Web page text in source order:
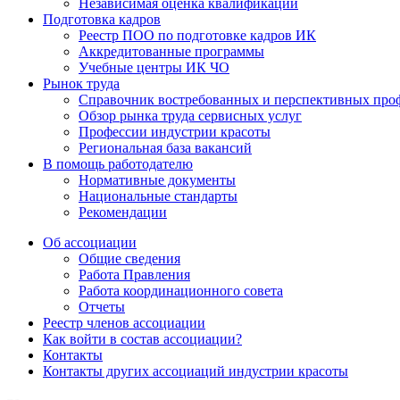
Независимая оценка квалификаций
Подготовка кадров
Реестр ПОО по подготовке кадров ИК
Аккредитованные программы
Учебные центры ИК ЧО
Рынок труда
Справочник востребованных и перспективных
Обзор рынка труда сервисных услуг
Профессии индустрии красоты
Региональная база вакансий
В помощь работодателю
Нормативные документы
Национальные стандарты
Рекомендации
Об ассоциации
Общие сведения
Работа Правления
Работа координационного совета
Отчеты
Реестр членов ассоциации
Как войти в состав ассоциации?
Контакты
Контакты других ассоциаций индустрии красоты